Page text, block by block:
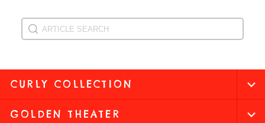
CURLY COLLECTION
GOLDEN THEATER